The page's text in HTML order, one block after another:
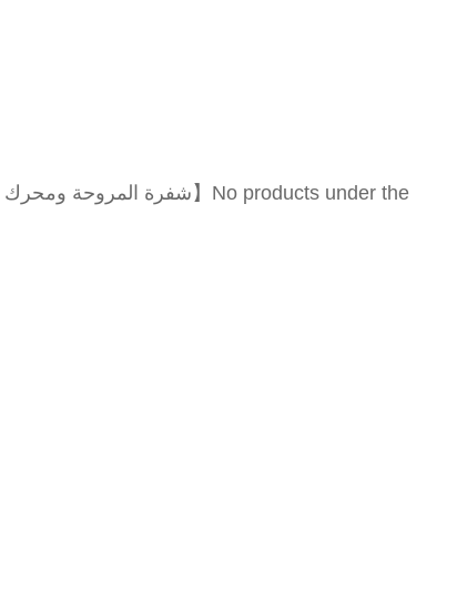
No products under the【شفرة المروحة ومحرك الهواء】category